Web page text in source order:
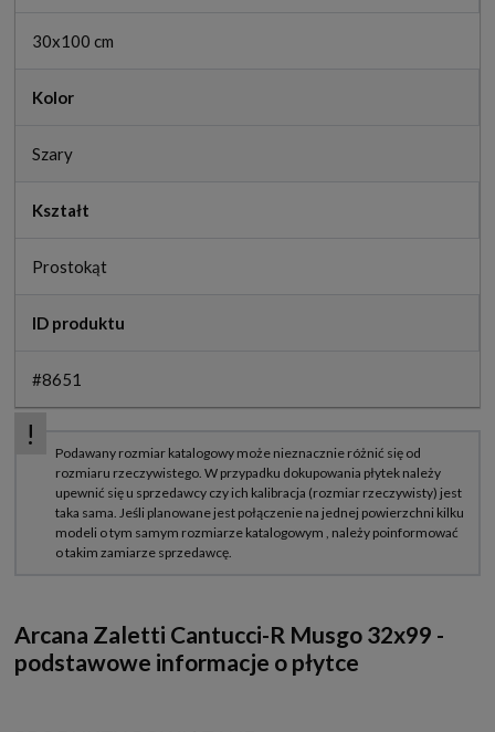
30x100 cm
Kolor
Szary
Kształt
Prostokąt
ID produktu
#8651
Arcana Zaletti Cantucci-R Musgo 32x99 -
podstawowe informacje o płytce